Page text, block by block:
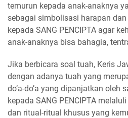
temurun kepada anak-anaknya
sebagai simbolisasi harapan
kepada SANG PENCIPTA agar
anak-anaknya bisa bahagia,
Jika berbicara soal tuah, Keris
dengan adanya tuah yang
do’a-do’a yang dipanjatkan oleh
kepada SANG PENCIPTA
dan ritual-ritual khusus yang